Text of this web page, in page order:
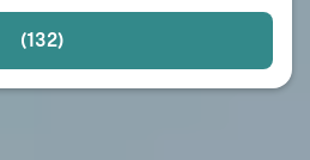
(132)